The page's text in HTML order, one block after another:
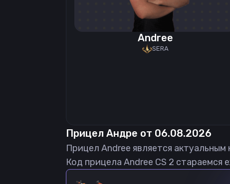
Andree
SERA
Прицел Андре от 06.08.2026
Прицел Andree является актуальным
Код прицела Andree CS 2 стараемся